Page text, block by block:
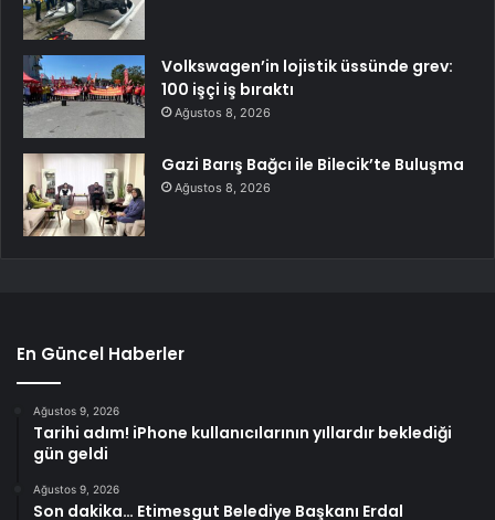
Volkswagen’in lojistik üssünde grev:
100 işçi iş bıraktı
Ağustos 8, 2026
Gazi Barış Bağcı ile Bilecik’te Buluşma
Ağustos 8, 2026
En Güncel Haberler
Ağustos 9, 2026
Tarihi adım! iPhone kullanıcılarının yıllardır beklediği
gün geldi
Ağustos 9, 2026
Son dakika… Etimesgut Belediye Başkanı Erdal